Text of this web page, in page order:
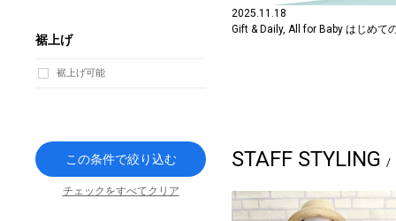
2025.11.18
Gift & Daily, All for Baby はじめて
STAFF STYLING
裾上げ
裾上げ可能
この条件で絞り込む
チェックをすべてクリア